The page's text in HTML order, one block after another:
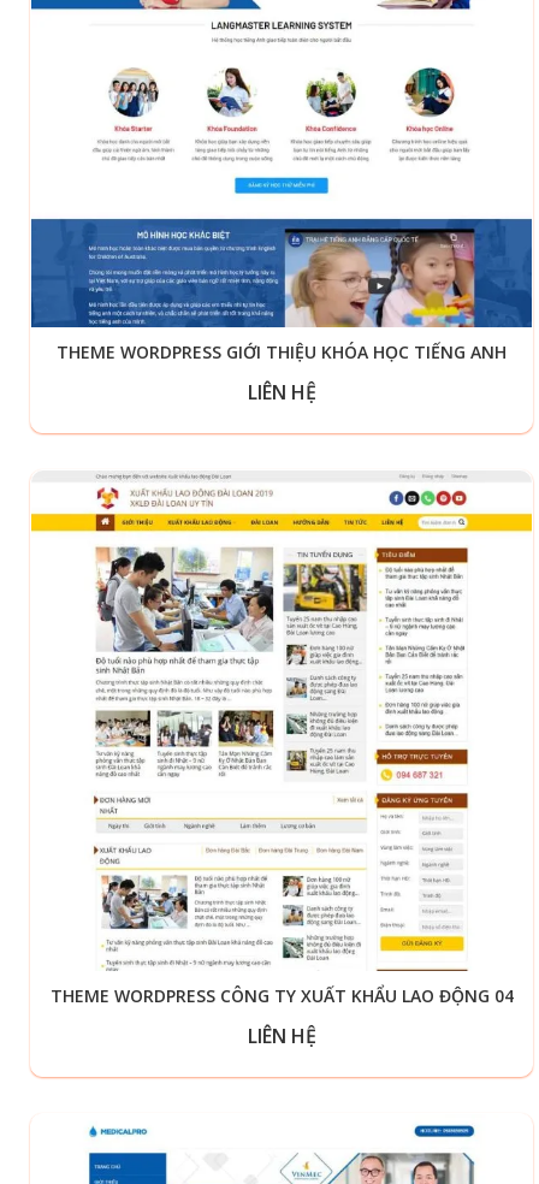
THEME WORDPRESS GIỚI THIỆU KHÓA HỌC TIẾNG ANH
LIÊN HỆ
THEME WORDPRESS CÔNG TY XUẤT KHẨU LAO ĐỘNG 04
LIÊN HỆ